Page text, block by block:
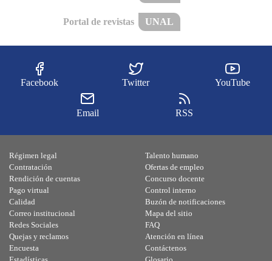
Portal de revistas UNAL
Facebook Twitter YouTube
Email RSS
Régimen legal
Contratación
Rendición de cuentas
Pago virtual
Calidad
Talento humano
Ofertas de empleo
Concurso docente
Control interno
Buzón de notificaciones
Correo institucional
Redes Sociales
Quejas y reclamos
Encuesta
Mapa del sitio
FAQ
Atención en línea
Contáctenos